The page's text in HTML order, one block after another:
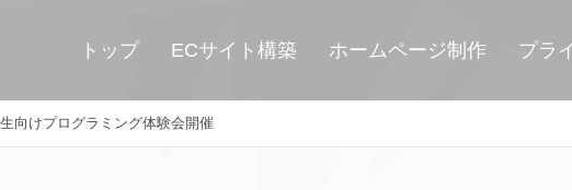
トップ ECサイト構築 ホームページ制作 プラ
向けプログラミング体験会開催